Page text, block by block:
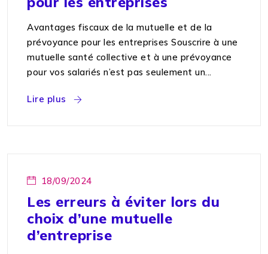
Avantages fiscaux de la mutuelle et de la
prévoyance pour les entreprises Souscrire à une
mutuelle santé collective et à une prévoyance
pour vos salariés n’est pas seulement un...
Lire plus
18/09/2024
Les erreurs à éviter lors du
choix d’une mutuelle
d’entreprise